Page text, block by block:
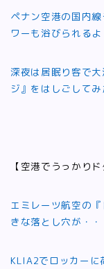
ペナン空港の国内
ワーも浴びられるよ
深夜は居眠り客で
ジ』をはしごしてみ
【空港でうっかり
エミレーツ航空の
きな落とし穴が・・
KLIA2でロッカーに